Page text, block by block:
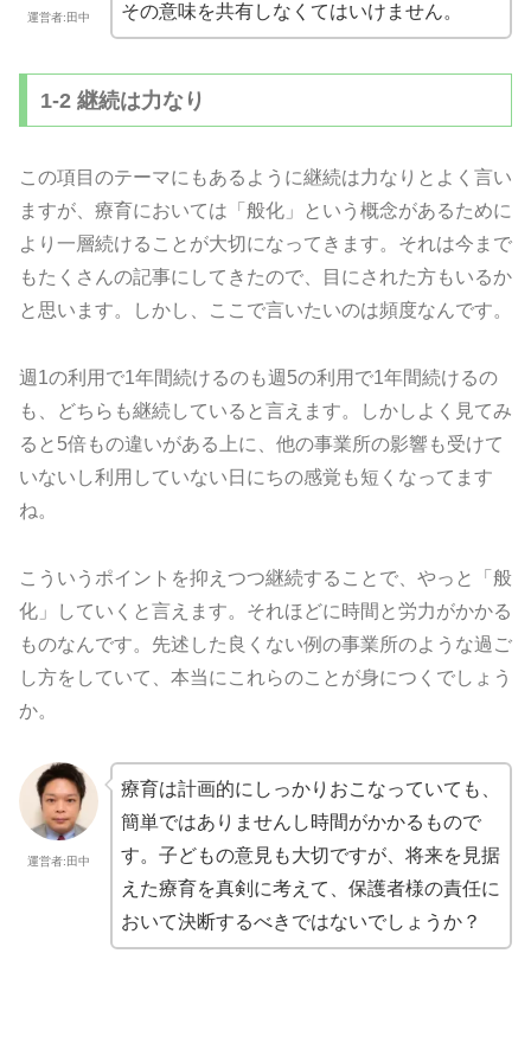
運営者:田中 その意味を共有しなくてはいけません。
1-2 継続は力なり
この項目のテーマにもあるように継続は力なりとよく言い
ますが、療育においては「般化」という概念があるために
より一層続けることが大切になってきます。それは今まで
もたくさんの記事にしてきたので、目にされた方もいるか
と思います。しかし、ここで言いたいのは頻度なんです。
週1の利用で1年間続けるのも週5の利用で1年間続けるの
も、どちらも継続していると言えます。しかしよく見てみ
ると5倍もの違いがある上に、他の事業所の影響も受けて
いないし利用していない日にちの感覚も短くなってます
ね。
こういうポイントを抑えつつ継続することで、やっと「般
化」していくと言えます。それほどに時間と労力がかかる
ものなんです。先述した良くない例の事業所のような過ご
し方をしていて、本当にこれらのことが身につくでしょう
か。
運営者:田中
療育は計画的にしっかりおこなっていても、
簡単ではありませんし時間がかかるもので
す。子どもの意見も大切ですが、将来を見据
えた療育を真剣に考えて、保護者様の責任に
おいて決断するべきではないでしょうか？